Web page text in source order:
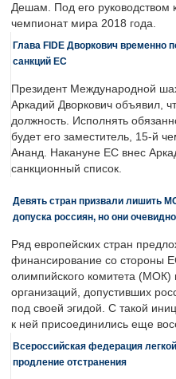
Дешам. Под его руководством
чемпионат мира 2018 года.
Глава FIDE Дворкович временно
санкций ЕС
Президент Международной
Аркадий Дворкович объявил,
должность. Исполнять
будет его заместитель, 15-й
Ананд. Накануне ЕС внес
санкционный список.
Девять стран призвали лишить
допуска россиян, но они
Ряд европейских стран
финансирование со стороны
олимпийского комитета (МОК)
организаций, допустивших
под своей эгидой. С такой
к ней присоединились еще
Всероссийская федерация
продление отстранения